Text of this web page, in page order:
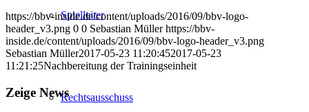
Spielleiter
Rechtsausschuss
https://bbv-inside.de/content/uploads/2016/09/bbv-logo-
header_v3.png 0 0 Sebastian Müller https://bbv-
inside.de/content/uploads/2016/09/bbv-logo-header_v3.png
Sebastian Müller2017-05-23 11:20:452017-05-23
11:21:25Nachbereitung der Trainingseinheit
Zeige News